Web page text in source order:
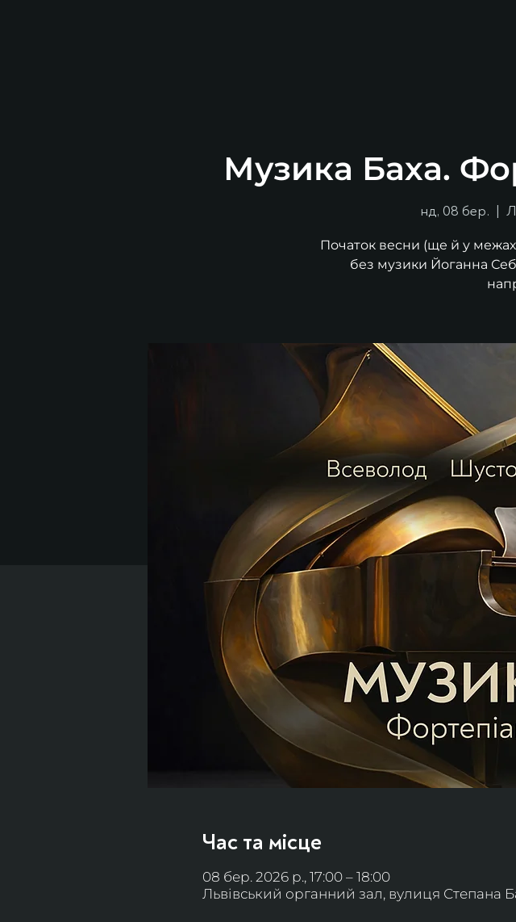
Музика Баха.
нд, 08 бер.
  |
Початок весни (ще й у
без музики Йоганна
Час та місце
08 бер. 2026 р., 17:00 – 18:00
Львівський органний зал, вулиця Степана